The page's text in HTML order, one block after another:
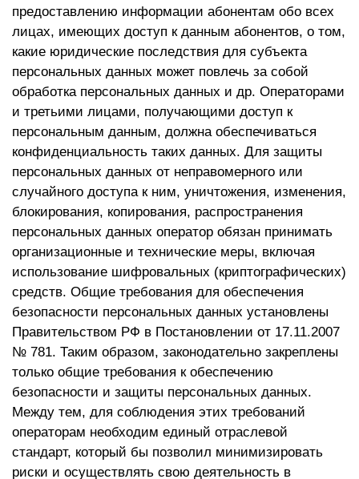
предоставлению информации абонентам обо всех
лицах, имеющих доступ к данным абонентов, о том,
какие юридические последствия для субъекта
персональных данных может повлечь за собой
обработка персональных данных и др. Операторами
и третьими лицами, получающими доступ к
персональным данным, должна обеспечиваться
конфиденциальность таких данных. Для защиты
персональных данных от неправомерного или
случайного доступа к ним, уничтожения, изменения,
блокирования, копирования, распространения
персональных данных оператор обязан принимать
организационные и технические меры, включая
использование шифровальных (криптографических)
средств. Общие требования для обеспечения
безопасности персональных данных установлены
Правительством РФ в Постановлении от 17.11.2007
№ 781. Таким образом, законодательно закреплены
только общие требования к обеспечению
безопасности и защиты персональных данных.
Между тем, для соблюдения этих требований
операторам необходим единый отраслевой
стандарт, который бы позволил минимизировать
риски и осуществлять свою деятельность в